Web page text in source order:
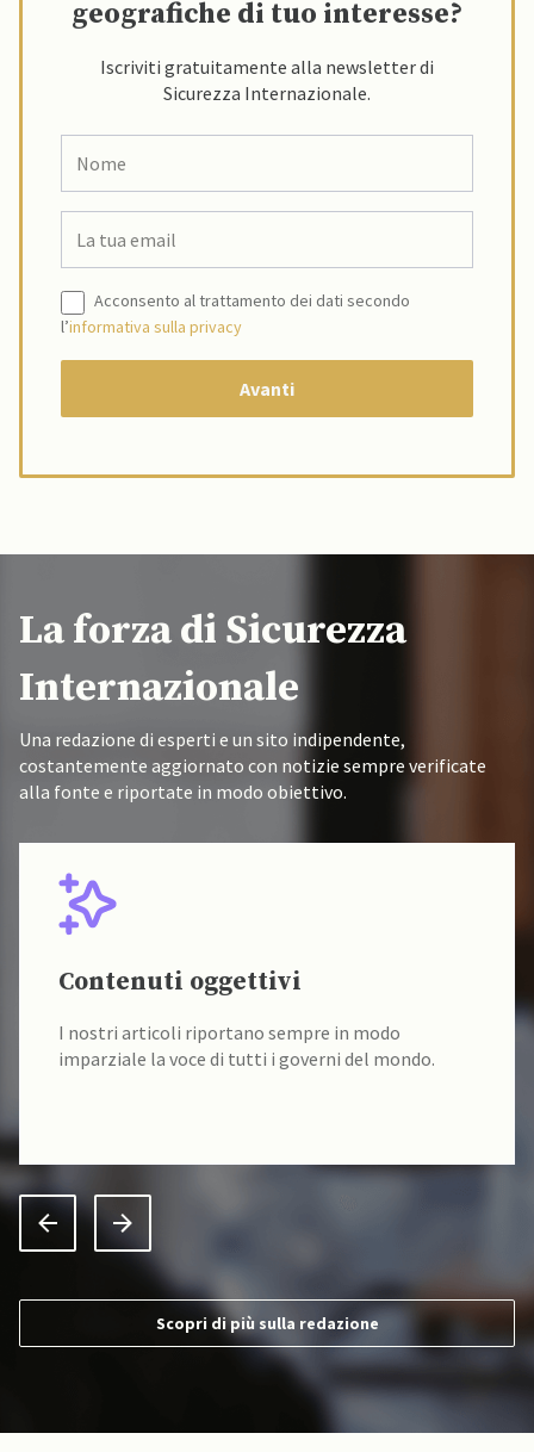
geografiche di tuo interesse?
Iscriviti gratuitamente alla newsletter di
Sicurezza Internazionale.
Acconsento al trattamento dei dati secondo
l’informativa sulla privacy
La forza di Sicurezza
Internazionale
Una redazione di esperti e un sito indipendente,
costantemente aggiornato con notizie sempre verificate
alla fonte e riportate in modo obiettivo.
Contenuti oggettivi
I nostri articoli riportano sempre in modo
imparziale la voce di tutti i governi del mondo.
Scopri di più sulla redazione